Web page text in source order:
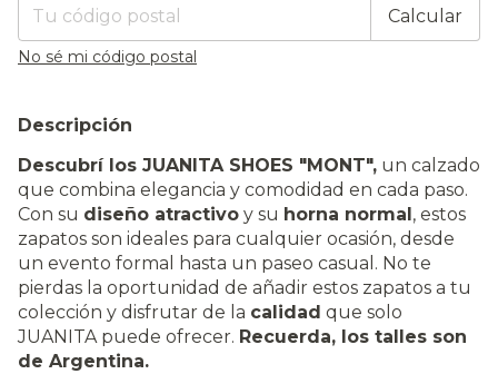
Calcular
No sé mi código postal
Descripción
Descubrí los JUANITA SHOES "MONT", un calzado
que combina elegancia y comodidad en cada paso.
Con su diseño atractivo y su horna normal, estos
zapatos son ideales para cualquier ocasión, desde
un evento formal hasta un paseo casual. No te
pierdas la oportunidad de añadir estos zapatos a tu
colección y disfrutar de la calidad que solo
JUANITA puede ofrecer. Recuerda, los talles son
de Argentina.